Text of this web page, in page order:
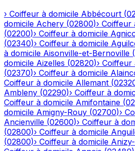
› Coiffeur à domicile Abbécourt (
domicile Achery (02800)› Coiffeur
(02200)› Coiffeur à domicile
(02340)› Coiffeur à domicile
à domicile Aisonville-et-Bernoville (
domicile Aizelles (02820)› Coiffeur
(02370)› Coiffeur à domicile
Coiffeur à domicile Allemant (
Ambleny (02290)› Coiffeur à
Coiffeur à domicile Amifontaine (
domicile Amigny-Rouy (02700)›
Ancienville (02600)› Coiffeur à
(02800)› Coiffeur à domicile
(02800)› Coiffeur à domicile